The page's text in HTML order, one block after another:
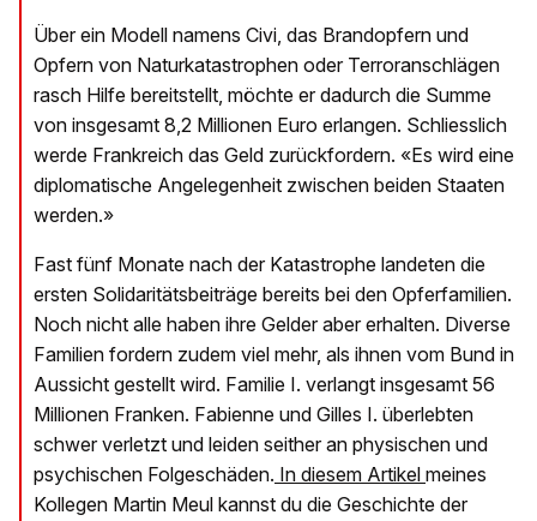
Über ein Modell namens Civi, das Brandopfern und
Opfern von Naturkatastrophen oder Terroranschlägen
rasch Hilfe bereitstellt, möchte er dadurch die Summe
von insgesamt 8,2 Millionen Euro erlangen. Schliesslich
werde Frankreich das Geld zurückfordern. «Es wird eine
diplomatische Angelegenheit zwischen beiden Staaten
werden.»
Fast fünf Monate nach der Katastrophe landeten die
ersten Solidaritätsbeiträge bereits bei den Opferfamilien.
Noch nicht alle haben ihre Gelder aber erhalten. Diverse
Familien fordern zudem viel mehr, als ihnen vom Bund in
Aussicht gestellt wird. Familie I. verlangt insgesamt 56
Millionen Franken. Fabienne und Gilles I. überlebten
schwer verletzt und leiden seither an physischen und
psychischen Folgeschäden. In diesem Artikel meines
Kollegen Martin Meul kannst du die Geschichte der